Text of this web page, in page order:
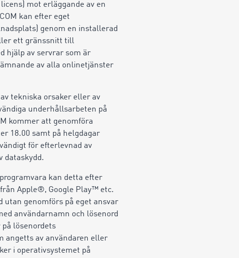
mot erläggande av en
kan efter eget
genom en installerad
ett gränssnitt till
hjälp av servrar som är
av alla onlinetjänster
tekniska orsaker eller av
underhållsarbeten på
kommer att genomföra
18.00 samt på helgdagar
för efterlevnad av
dataskydd.
kan detta efter
Apple®, Google Play™ etc.
utan genomförs på eget ansvar
användarnamn och lösenord
lösenordets
angetts av användaren eller
i operativsystemet på